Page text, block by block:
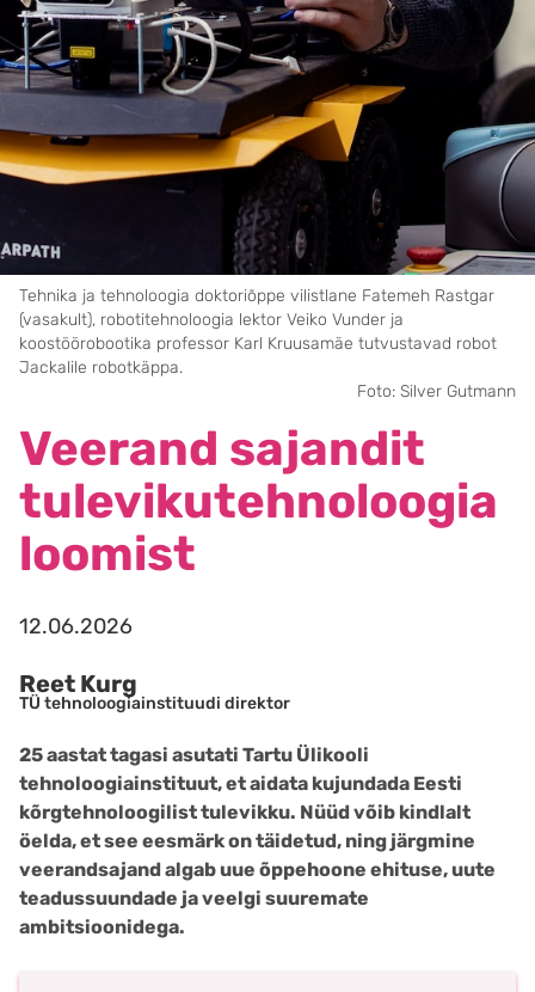
Tehnika ja tehnoloogia doktoriõppe vilistlane Fatemeh Rastgar
(vasakult), robotitehnoloogia lektor Veiko Vunder ja
koostöörobootika professor Karl Kruusamäe tutvustavad robot
Jackalile robotkäppa.
Foto: Silver Gutmann
Veerand sajandit
tulevikutehnoloogia
loomist
12.06.2026
Reet Kurg
TÜ tehnoloogiainstituudi direktor
25 aastat tagasi asutati Tartu Ülikooli
tehnoloogiainstituut, et aidata kujundada Eesti
kõrgtehnoloogilist tulevikku. Nüüd võib kindlalt
öelda, et see eesmärk on täidetud, ning järgmine
veerandsajand algab uue õppehoone ehituse, uute
teadussuundade ja veelgi suuremate
ambitsioonidega.